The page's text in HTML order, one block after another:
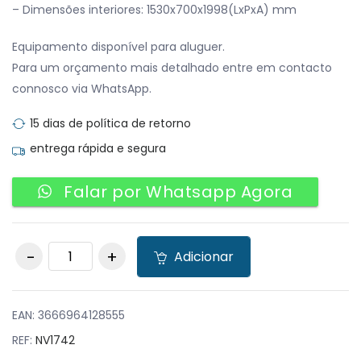
– Dimensões interiores: 1530x700x1998(LxPxA) mm
Equipamento disponível para aluguer.
Para um orçamento mais detalhado entre em contacto
connosco via WhatsApp.
15 dias de política de retorno
entrega rápida e segura
Falar por Whatsapp Agora
Mural Refrigerado
Expositor 4 estantes
Adicionar
EAN: 3666964128555
REF: NV1742